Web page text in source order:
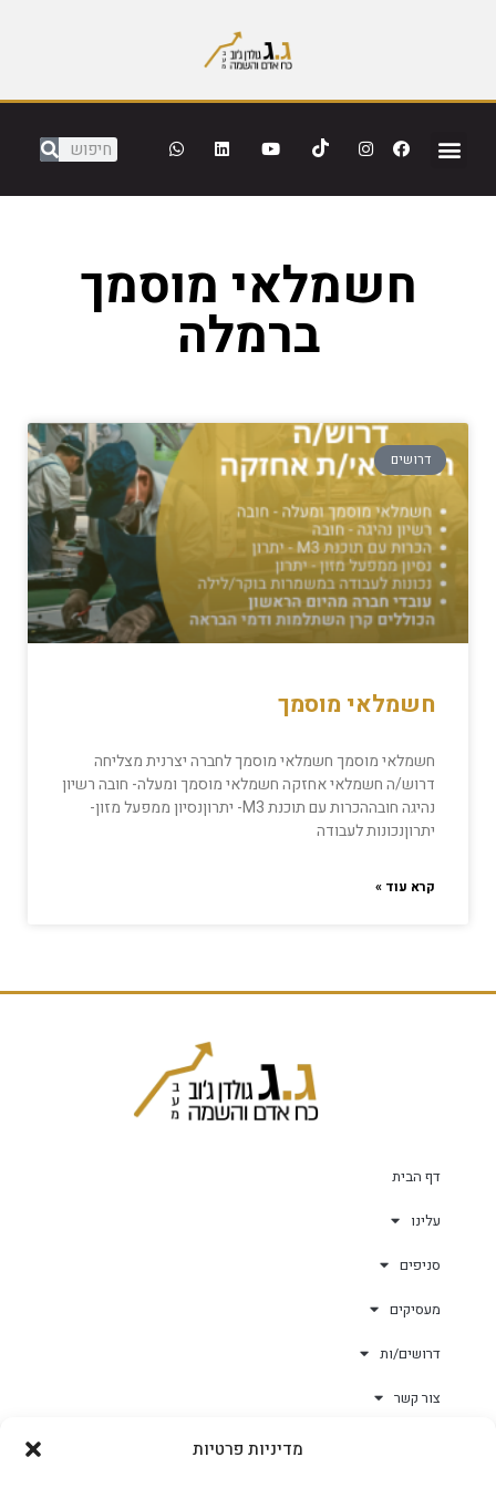
מדיניות פרטיות
חשמלאי מוסמך
ברמלה
דרושים
חשמלאי מוסמך
חשמלאי מוסמך חשמלאי מוסמך לחברה יצרנית מצליחה
דרוש/ה חשמלאי אחזקה חשמלאי מוסמך ומעלה- חובה רשיון
נהיגה חובההכרות עם תוכנת M3- יתרוןנסיון ממפעל מזון-
יתרוןנכונות לעבודה
קרא עוד »
דף הבית
עלינו
סניפים
מעסיקים
דרושים/ות
צור קשר